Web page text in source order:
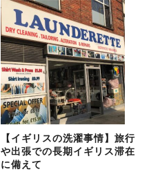
【イギリスの洗濯事情】旅行
や出張での長期イギリス滞在
に備えて